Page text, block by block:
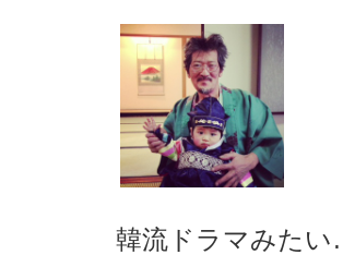
韓流ドラマみた